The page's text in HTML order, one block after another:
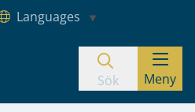
Languages
Sök Meny